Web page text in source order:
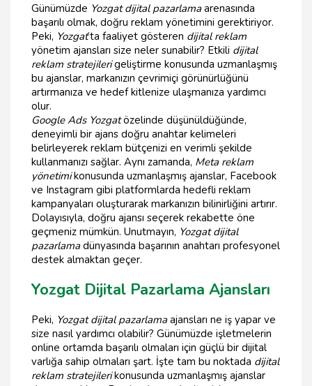
Günümüzde Yozgat dijital pazarlamaarenasında
başarılı olmak, doğru reklam yönetimini gerektiriyor.
Peki, Yozgat’ta faaliyet gösteren dijital reklam
yönetim ajansları size neler sunabilir? Etkili dijital
reklam stratejilerigeliştirme konusunda uzmanlaşmış
bu ajanslar, markanızın çevrimiçi görünürlüğünü
artırmanıza ve hedef kitlenize ulaşmanıza yardımcı
olur.
Google Ads Yozgatözelinde düşünüldüğünde,
deneyimli bir ajans doğru anahtar kelimeleri
belirleyerek reklam bütçenizi en verimli şekilde
kullanmanızı sağlar. Aynı zamanda, Meta reklam
yönetimikonusunda uzmanlaşmış ajanslar, Facebook
ve Instagram gibi platformlarda hedefli reklam
kampanyaları oluşturarak markanızın bilinirliğini artırır.
Dolayısıyla, doğru ajansı seçerek rekabette öne
geçmeniz mümkün. Unutmayın, Yozgat dijital
pazarlamadünyasında başarının anahtarı profesyonel
destek almaktan geçer.
Yozgat Dijital Pazarlama Ajansları
Peki, Yozgat dijital pazarlamaajansları ne iş yapar ve
size nasıl yardımcı olabilir? Günümüzde işletmelerin
online ortamda başarılı olmaları için güçlü bir dijital
varlığa sahip olmaları şart. İşte tam bu noktada dijital
reklam stratejilerikonusunda uzmanlaşmış ajanslar